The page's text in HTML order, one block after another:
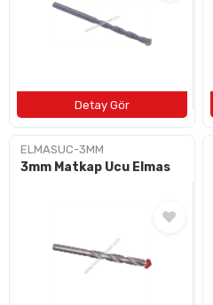
ELMASUC-3MM
3mm Matkap Ucu Elmas